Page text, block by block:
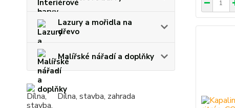
Lazury a mořidla na
dřevo
Malířské nářadí a doplňky
Dílna, stavba, zahrada